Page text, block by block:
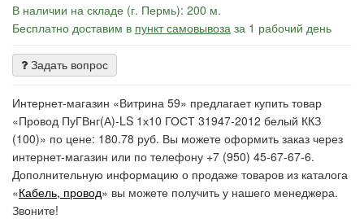
В наличии на складе (г. Пермь): 200 м.
Бесплатно доставим в пункт самовывоза за 1 рабочий день
Задать вопрос
Интернет-магазин «Витрина 59» предлагает купить товар
«Провод ПуГВнг(А)-LS 1х10 ГОСТ 31947-2012 белый ККЗ
(100)» по цене: 180.78 руб. Вы можете оформить заказ через
интернет-магазин или по телефону +7 (950) 45-67-67-6.
Дополнительную информацию о продаже товаров из каталога
«Кабель, провод» вы можете получить у нашего менеджера.
Звоните!